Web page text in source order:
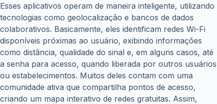
Esses aplicativos operam de maneira inteligente, utilizando
tecnologias como geolocalização e bancos de dados
colaborativos. Basicamente, eles identificam redes Wi-Fi
disponíveis próximas ao usuário, exibindo informações
como distância, qualidade do sinal e, em alguns casos, até
a senha para acesso, quando liberada por outros usuários
ou estabelecimentos. Muitos deles contam com uma
comunidade ativa que compartilha pontos de acesso,
criando um mapa interativo de redes gratuitas. Assim,